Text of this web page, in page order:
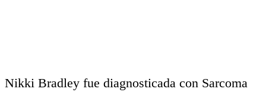
Nikki Bradley fue diagnosticada con Sarcoma